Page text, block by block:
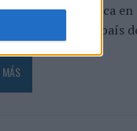
la península ibérica
atravesará el país
MÁS